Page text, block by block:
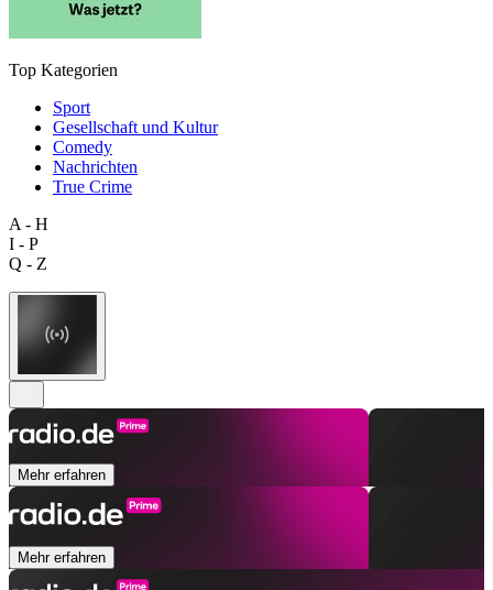
Top Kategorien
Sport
Gesellschaft und Kultur
Comedy
Nachrichten
True Crime
A - H
I - P
Q - Z
Mehr erfahren
Mehr erfahren